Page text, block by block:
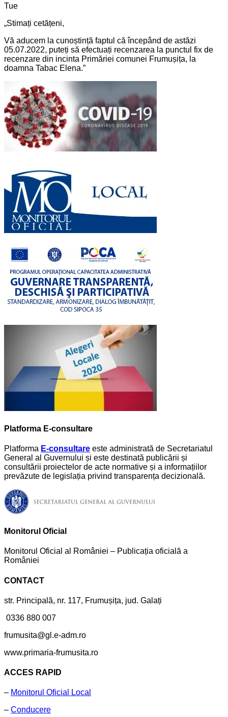
Tue
„Stimați cetățeni,
Vă aducem la cunoștință faptul că începând de astăzi
05.07.2022, puteți să efectuați recenzarea la punctul fix de
recenzare din incinta Primăriei comunei Frumușița, la
doamna Tabac Elena.”
Platforma E-consultare
Platforma E-consultare este administrată de Secretariatul
General al Guvernului și este destinată publicării și
consultării proiectelor de acte normative și a informațiilor
prevăzute de legislația privind transparența decizională.
Monitorul Oficial
Monitorul Oficial al României – Publicația oficială a
României
CONTACT
str. Principală, nr. 117, Frumușița, jud. Galați
0336 880 007
frumusita@gl.e-adm.ro
www.primaria-frumusita.ro
ACCES RAPID
– Monitorul Oficial Local
– Conducere